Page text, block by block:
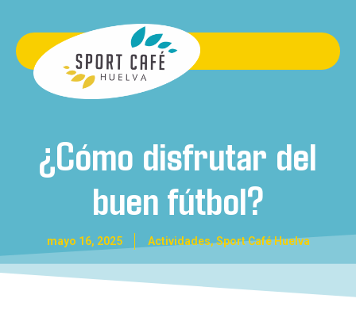
¿Cómo disfrutar del
buen fútbol?
mayo 16, 2025 Actividades,Sport Café Huelva